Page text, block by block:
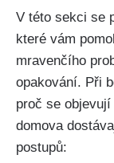
V této ⁣sekci ⁢se
které vám⁤
mravenčího
opakování. Při​
proč​ se
domova
postupů: